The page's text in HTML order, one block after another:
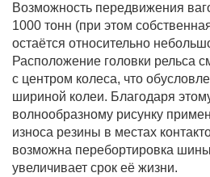
Возможность передвижения
1000 тонн (при этом
остаётся относительно
Расположение головки рельса
с центром колеса, что
шириной колеи. Благодаря
волнообразному рисунку
износа резины в местах
возможна перебортировка
увеличивает срок её жизни.